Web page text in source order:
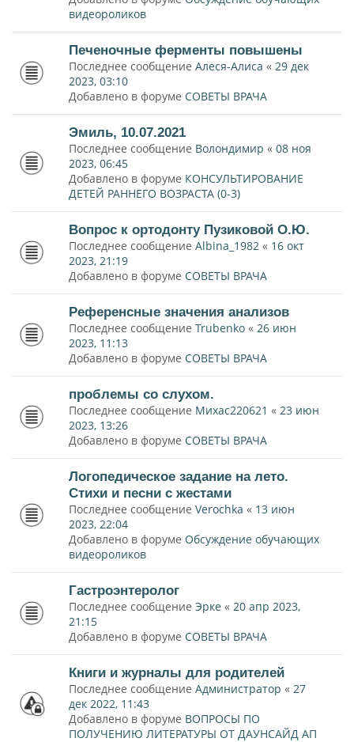
видеороликов
Печеночные ферменты повышены
Последнее сообщение Алеся-Алиса « 29 дек
2023, 03:10
Добавлено в форуме СОВЕТЫ ВРАЧА
Эмиль, 10.07.2021
Последнее сообщение Волондимир « 08 ноя
2023, 06:45
Добавлено в форуме КОНСУЛЬТИРОВАНИЕ
ДЕТЕЙ РАННЕГО ВОЗРАСТА (0-3)
Вопрос к ортодонту Пузиковой О.Ю.
Последнее сообщение Albina_1982 « 16 окт
2023, 21:19
Добавлено в форуме СОВЕТЫ ВРАЧА
Референсные значения анализов
Последнее сообщение Trubenko « 26 июн
2023, 11:13
Добавлено в форуме СОВЕТЫ ВРАЧА
проблемы со слухом.
Последнее сообщение Михас220621 « 23 июн
2023, 13:26
Добавлено в форуме СОВЕТЫ ВРАЧА
Логопедическое задание на лето.
Стихи и песни с жестами
Последнее сообщение Verochka « 13 июн
2023, 22:04
Добавлено в форуме Обсуждение обучающих
видеороликов
Гастроэнтеролог
Последнее сообщение Эрке « 20 апр 2023,
21:15
Добавлено в форуме СОВЕТЫ ВРАЧА
Книги и журналы для родителей
Последнее сообщение Администратор « 27
дек 2022, 11:43
Добавлено в форуме ВОПРОСЫ ПО
ПОЛУЧЕНИЮ ЛИТЕРАТУРЫ ОТ ДАУНСАЙД АП